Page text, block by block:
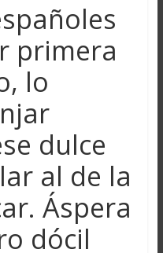
primera
lo
dulce
al de la
Áspera
dócil